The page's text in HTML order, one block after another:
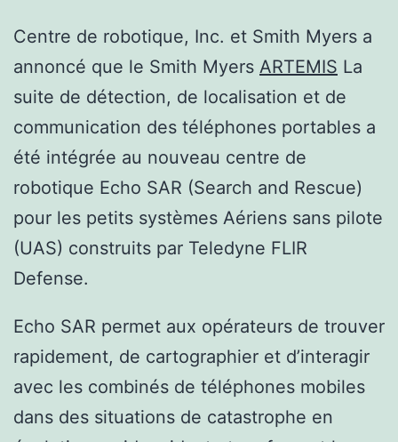
Centre de robotique, Inc. et Smith Myers a
annoncé que le Smith Myers ARTEMIS La
suite de détection, de localisation et de
communication des téléphones portables a
été intégrée au nouveau centre de
robotique Echo SAR (Search and Rescue)
pour les petits systèmes Aériens sans pilote
(UAS) construits par Teledyne FLIR
Defense.
Echo SAR permet aux opérateurs de trouver
rapidement, de cartographier et d’interagir
avec les combinés de téléphones mobiles
dans des situations de catastrophe en